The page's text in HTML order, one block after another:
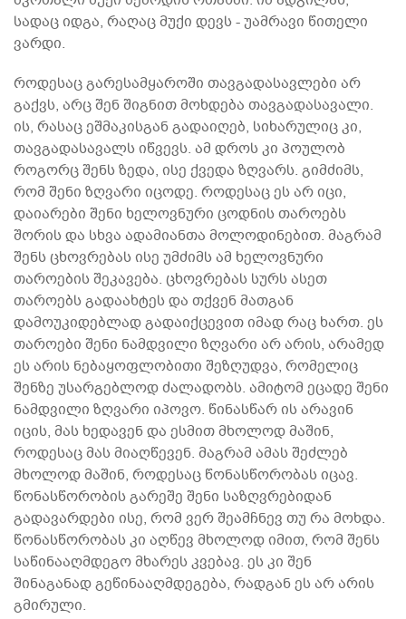
სადაც იდგა, რაღაც მუქი დევს - უამრავი წითელი
ვარდი.
როდესაც გარესამყაროში თავგადასავლები არ
გაქვს, არც შენ შიგნით მოხდება თავგადასავალი.
ის, რასაც ეშმაკისგან გადაიღებ, სიხარულიც კი,
თავგადასავალს იწვევს. ამ დროს კი პოულობ
როგორც შენს ზედა, ისე ქვედა ზღვარს. გიმძიმს,
რომ შენი ზღვარი იცოდე. როდესაც ეს არ იცი,
დაიარები შენი ხელოვნური ცოდნის თაროებს
შორის და სხვა ადამიანთა მოლოდინებით. მაგრამ
შენს ცხოვრებას ისე უმძიმს ამ ხელოვნური
თაროების შეკავება. ცხოვრებას სურს ასეთ
თაროებს გადაახტეს და თქვენ მათგან
დამოუკიდებლად გადაიქცევით იმად რაც ხართ. ეს
თაროები შენი ნამდვილი ზღვარი არ არის, არამედ
ეს არის ნებაყოფლობითი შეზღუდვა, რომელიც
შენზე უსარგებლოდ ძალადობს. ამიტომ ეცადე შენი
ნამდვილი ზღვარი იპოვო. წინასწარ ის არავინ
იცის, მას ხედავენ და ესმით მხოლოდ მაშინ,
როდესაც მას მიაღწევენ. მაგრამ ამას შეძლებ
მხოლოდ მაშინ, როდესაც წონასწორობას იცავ.
წონასწორობის გარეშე შენი საზღვრებიდან
გადავარდები ისე, რომ ვერ შეამჩნევ თუ რა მოხდა.
წონასწორობას კი აღწევ მხოლოდ იმით, რომ შენს
საწინააღმდეგო მხარეს კვებავ. ეს კი შენ
შინაგანად გეწინააღმდეგება, რადგან ეს არ არის
გმირული.